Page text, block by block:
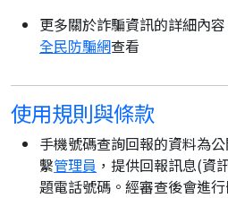
更多關於詐騙資訊的詳細內
全民防騙網查看
使用規則與條款
手機號碼查詢回報的資料為
繫管理員 ，提供回報訊息(資
題電話號碼。經審查後會進